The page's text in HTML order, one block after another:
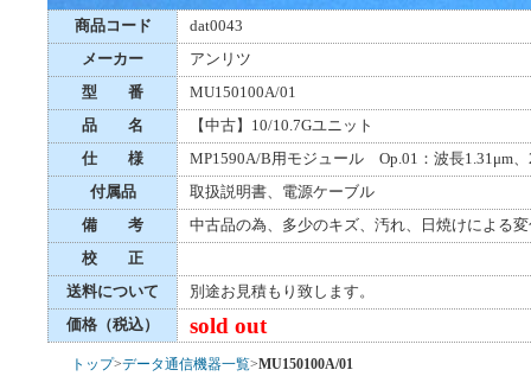
商品コード
dat0043
メーカー
アンリツ
型 番
MU150100A/01
品 名
【中古】10/10.7Gユニット
仕 様
MP1590A/B用モジュール Op.01：波長1.31μm
付属品
取扱説明書、電源ケーブル
備 考
中古品の為、多少のキズ、汚れ、日焼けによる
校 正
送料について
別途お見積もり致します。
価格（税込）
sold out
トップ>データ通信機器一覧>MU150100A/01